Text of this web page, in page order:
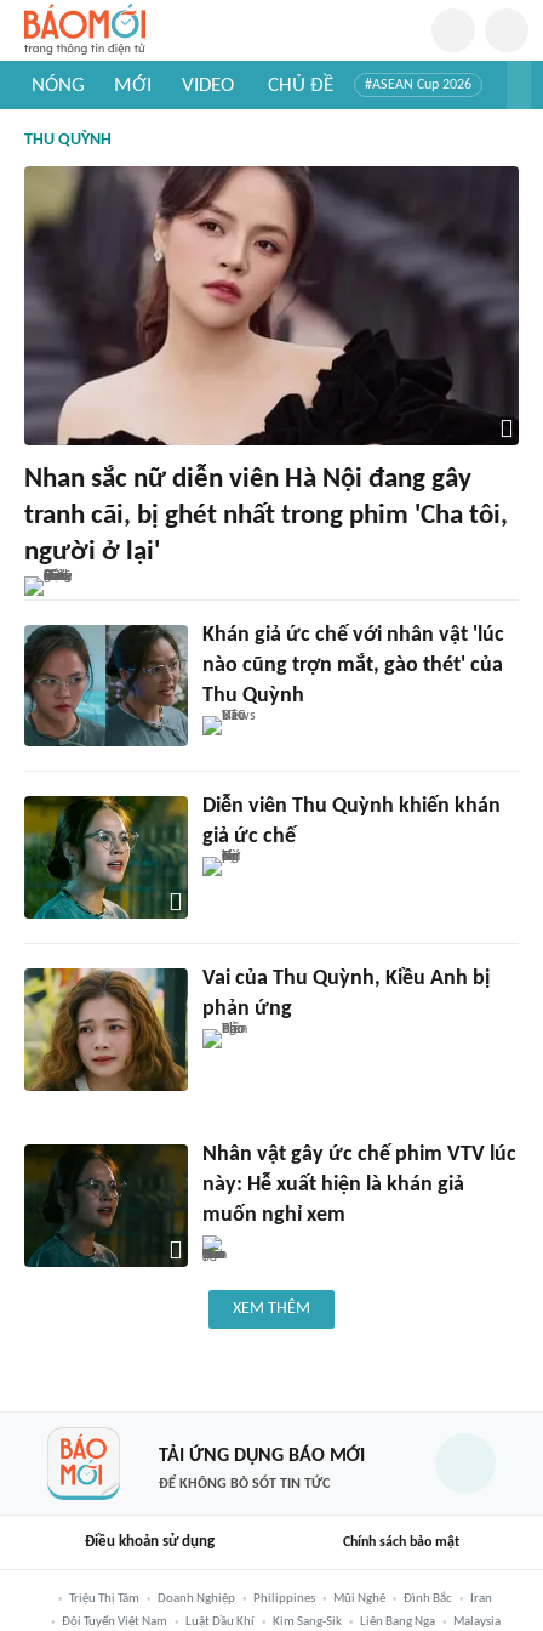
NÓNG MỚI VIDEO CHỦ ĐỀ #ASEAN Cup 2026
#Khám phá thế giới
THU QUỲNH
Nhan sắc nữ diễn viên Hà Nội đang gây
tranh cãi, bị ghét nhất trong phim 'Cha tôi,
người ở lại'
Khán giả ức chế với nhân vật 'lúc
nào cũng trợn mắt, gào thét' của
Thu Quỳnh
Diễn viên Thu Quỳnh khiến khán
giả ức chế
Vai của Thu Quỳnh, Kiều Anh bị
phản ứng
Nhân vật gây ức chế phim VTV lúc
này: Hễ xuất hiện là khán giả
muốn nghỉ xem
XEM THÊM
TẢI ỨNG DỤNG BÁO MỚI
ĐỂ KHÔNG BỎ SÓT TIN TỨC
Điều khoản sử dụng Chính sách bảo mật
Triệu Thị Tâm Doanh Nghiệp Philippines Mũi Nghê Đình Bắc
Iran
Đội Tuyển Việt Nam
Luật Dầu Khí Kim Sang-Sik Liên Bang Nga Malaysia